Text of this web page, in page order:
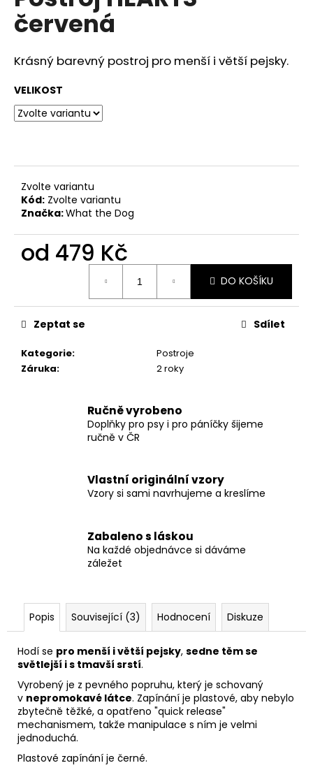
0,0
z
hvězdiček.
červená
Krásný barevný postroj pro menší i větší pejsky.
VELIKOST
Zvolte variantu
Kód: Zvolte variantu
Značka:What the Dog
od 479 Kč
DO KOŠÍKU
Kategorie:
Postroje
Záruka: 2 roky
Zeptat se Sdílet
Ručně vyrobeno
Doplňky pro psy i pro páníčky šijeme
ručně v ČR
Vlastní originální vzory
Vzory si sami navrhujeme a kreslíme
Zabaleno s láskou
Na každé objednávce si dáváme
záležet
Popis Související (3) Hodnocení Diskuze
Hodí se pro menší i větší pejsky, sedne těm se
světlejší i s tmavší srstí.
Vyrobený je z pevného popruhu, který je schovaný
v nepromokavé látce. Zapínání je plastové, aby nebylo
zbytečně těžké, a opatřeno "quick release"
mechanismem, takže manipulace s ním je velmi
jednoduchá.
Plastové zapínání je černé.
a
j
í
t
?
D
o
p
u
e
m